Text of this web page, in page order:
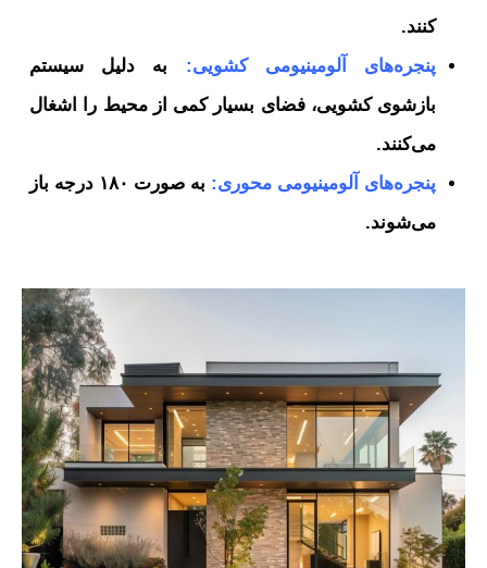
کنند.
پنجره‌های
آلومینیومی کشویی: به دلیل سیستم
بازشوی کشویی، فضای بسیار کمی از محیط را اشغال
می‌کنند.
پنجره‌های آلومینیومی محوری:
به صورت ۱۸۰ درجه باز
می‌شوند.